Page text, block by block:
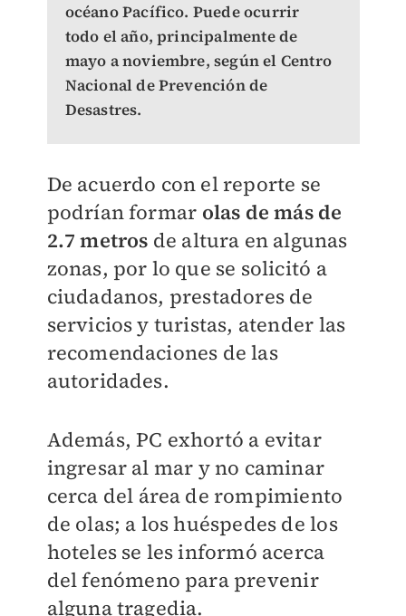
océano Pacífico. Puede ocurrir
todo el año, principalmente de
mayo a noviembre, según el Centro
Nacional de Prevención de
Desastres.
De acuerdo con el reporte se
podrían formar olas de más de
2.7 metros de altura en algunas
zonas, por lo que se solicitó a
ciudadanos, prestadores de
servicios y turistas, atender las
recomendaciones de las
autoridades.
Además, PC exhortó a evitar
ingresar al mar y no caminar
cerca del área de rompimiento
de olas; a los huéspedes de los
hoteles se les informó acerca
del fenómeno para prevenir
alguna tragedia.